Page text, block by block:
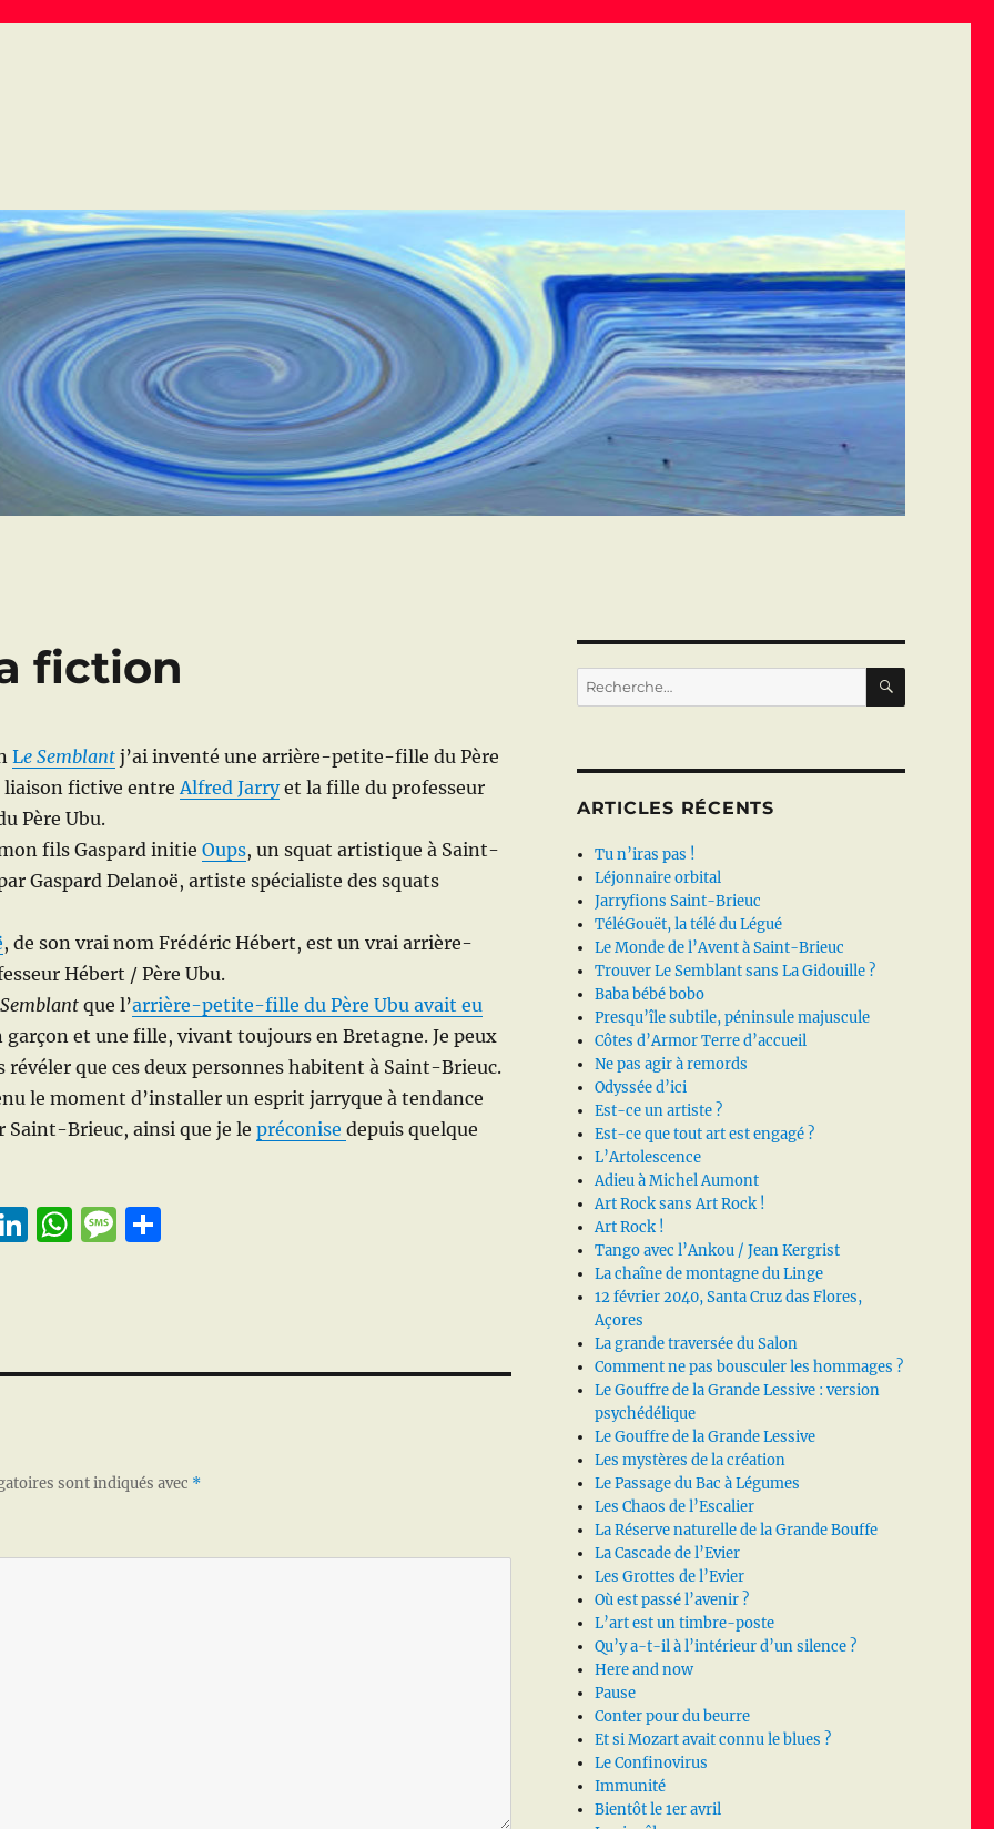
fiction
Le Semblantj’ai inventé une arrière-petite-fille du Père
liaison fictive entreAlfred Jarryet la fille du professeur
Père Ubu.
fils Gaspard initie Oups, un squat artistique à Saint-
Gaspard Delanoë, artiste spécialiste des squats
, de son vrai nom Frédéric Hébert, est un vrai arrière-
Hébert / Père Ubu.
que l’arrière-petite-fille du Père Ubu avait eu
garçon et une fille, vivant toujours en Bretagne. Je peux
que ces deux personnes habitent à Saint-Brieuc.
le moment d’installer un esprit jarryque à tendance
Saint-Brieuc, ainsi que je le préconise depuis quelque
Li
d
W
A
M
g
P
g
sont indiqués avec *
Recherche
pour :
ARTICLES RÉCENTS
Tu n’iras pas !
Léjonnaire orbital
Jarryfions Saint-Brieuc
TéléGouët, la télé du Légué
Le Monde de l’Avent à Saint-Brieuc
Trouver Le Semblant sans La Gidouille ?
Baba bébé bobo
Presqu’île subtile, péninsule majuscule
Côtes d’Armor Terre d’accueil
Ne pas agir à remords
Odyssée d’ici
Est-ce un artiste ?
Est-ce que tout art est engagé ?
L’Artolescence
Adieu à Michel Aumont
Art Rock sans Art Rock !
Art Rock !
Tango avec l’Ankou / Jean Kergrist
La chaîne de montagne du Linge
12 février 2040, Santa Cruz das Flores,
Açores
La grande traversée du Salon
Comment ne pas bousculer les hommages ?
Le Gouffre de la Grande Lessive : version
psychédélique
Le Gouffre de la Grande Lessive
Les mystères de la création
Le Passage du Bac à Légumes
Les Chaos de l’Escalier
La Réserve naturelle de la Grande Bouffe
La Cascade de l’Evier
Les Grottes de l’Evier
Où est passé l’avenir ?
L’art est un timbre-poste
Qu’y a-t-il à l’intérieur d’un silence ?
Here and now
Pause
Conter pour du beurre
Et si Mozart avait connu le blues ?
Le Confinovirus
Immunité
Bientôt le 1er avril